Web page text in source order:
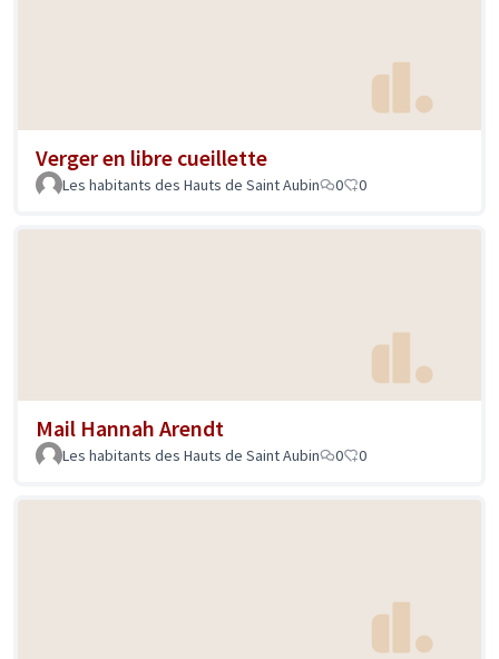
Verger en libre cueillette
Les habitants des Hauts de Saint Aubin 0 0
Mail Hannah Arendt
Les habitants des Hauts de Saint Aubin 0 0